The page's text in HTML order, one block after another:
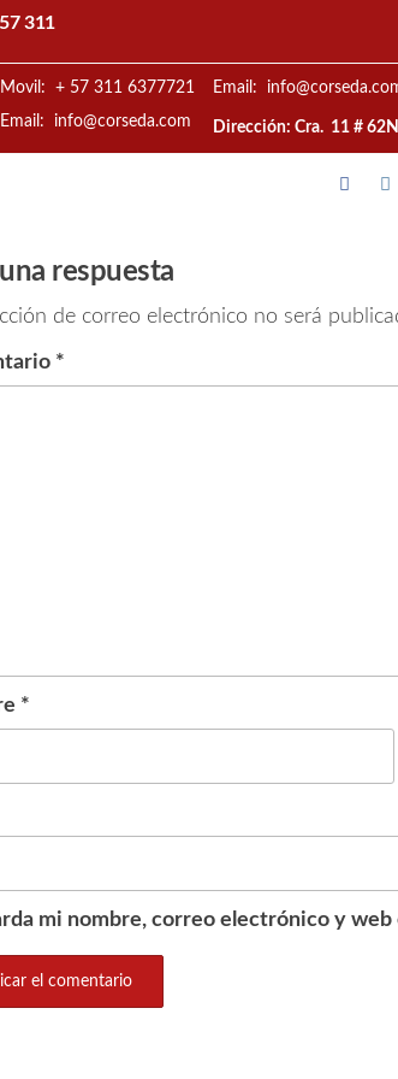
311
Movil: + 57 311 6377721
Email: info@corseda.com
Email:
Dirección: Cra. 11 #
respuesta
de correo electrónico no será
*
*
mi nombre, correo electrónico y